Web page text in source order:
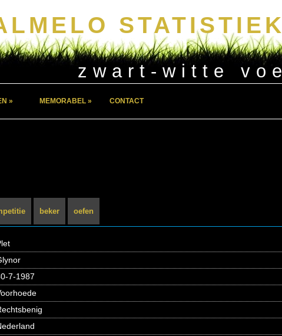
zwart-witte
» MEMORABEL » CONTACT
beker oefen
7-1987